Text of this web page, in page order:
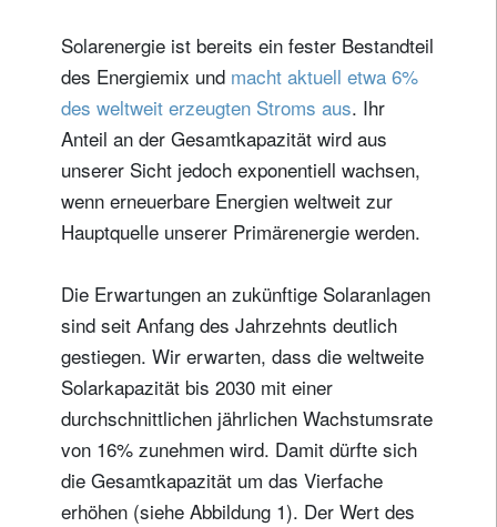
Solarenergie ist bereits ein fester Bestandteil
des Energiemix und macht aktuell etwa 6%
des weltweit erzeugten Stroms aus. Ihr
Anteil an der Gesamtkapazität wird aus
unserer Sicht jedoch exponentiell wachsen,
wenn erneuerbare Energien weltweit zur
Hauptquelle unserer Primärenergie werden.
Die Erwartungen an zukünftige Solaranlagen
sind seit Anfang des Jahrzehnts deutlich
gestiegen. Wir erwarten, dass die weltweite
Solarkapazität bis 2030 mit einer
durchschnittlichen jährlichen Wachstumsrate
von 16% zunehmen wird. Damit dürfte sich
die Gesamtkapazität um das Vierfache
erhöhen (siehe Abbildung 1). Der Wert des